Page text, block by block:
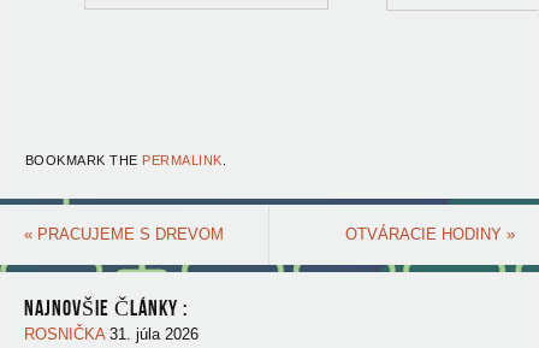
BOOKMARK THE PERMALINK
«PRACUJEME S DREVOM OTVÁRACIE HODINY»
NAJNOVŠIE ČLÁNKY :
ROSNIČKA 31. júla 2026